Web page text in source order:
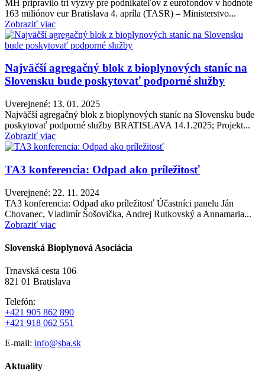
MH pripravilo tri výzvy pre podnikateľov z eurofondov v hodnote
163 miliónov eur Bratislava 4. apríla (TASR) – Ministerstvo...
Zobraziť viac
Najväčší agregačný blok z bioplynových staníc na
Slovensku bude poskytovať podporné služby
Uverejnené: 13. 01. 2025
Najväčší agregačný blok z bioplynových staníc na Slovensku bude
poskytovať podporné služby BRATISLAVA 14.1.2025; Projekt...
Zobraziť viac
TA3 konferencia: Odpad ako príležitosť
Uverejnené: 22. 11. 2024
TA3 konferencia: Odpad ako príležitosť Účastníci panelu Ján
Chovanec, Vladimír Šošovička, Andrej Rutkovský a Annamaria...
Zobraziť viac
Slovenská Bioplynová Asociácia
Trnavská cesta 106
821 01 Bratislava
Telefón:
+421 905 862 890
+421 918 062 551
E-mail: info@sba.sk
Aktuality